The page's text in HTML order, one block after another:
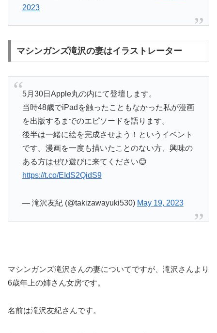
2023
マシンガンズ滝沢の妻はイラストレーター
5月30日Apple丸の内にて登壇します。
当時48歳でiPadを触ったこともなかった私が漫画
を出版するまでのエピソードを語ります。
後半は一緒に絵を完成させよう！というイベント
です。漫画を一度も描いたことのない方、興味の
ある方はぜひ遊びに来てください😊
https://t.co/EIdS2QidS9
— 滝沢友紀 (@takizawayuki530) May 19, 2023
マシンガンズ滝沢さんの妻についてですが、滝沢さんより
6歳年上の姉さん女房です。
名前は滝沢友紀さんです。